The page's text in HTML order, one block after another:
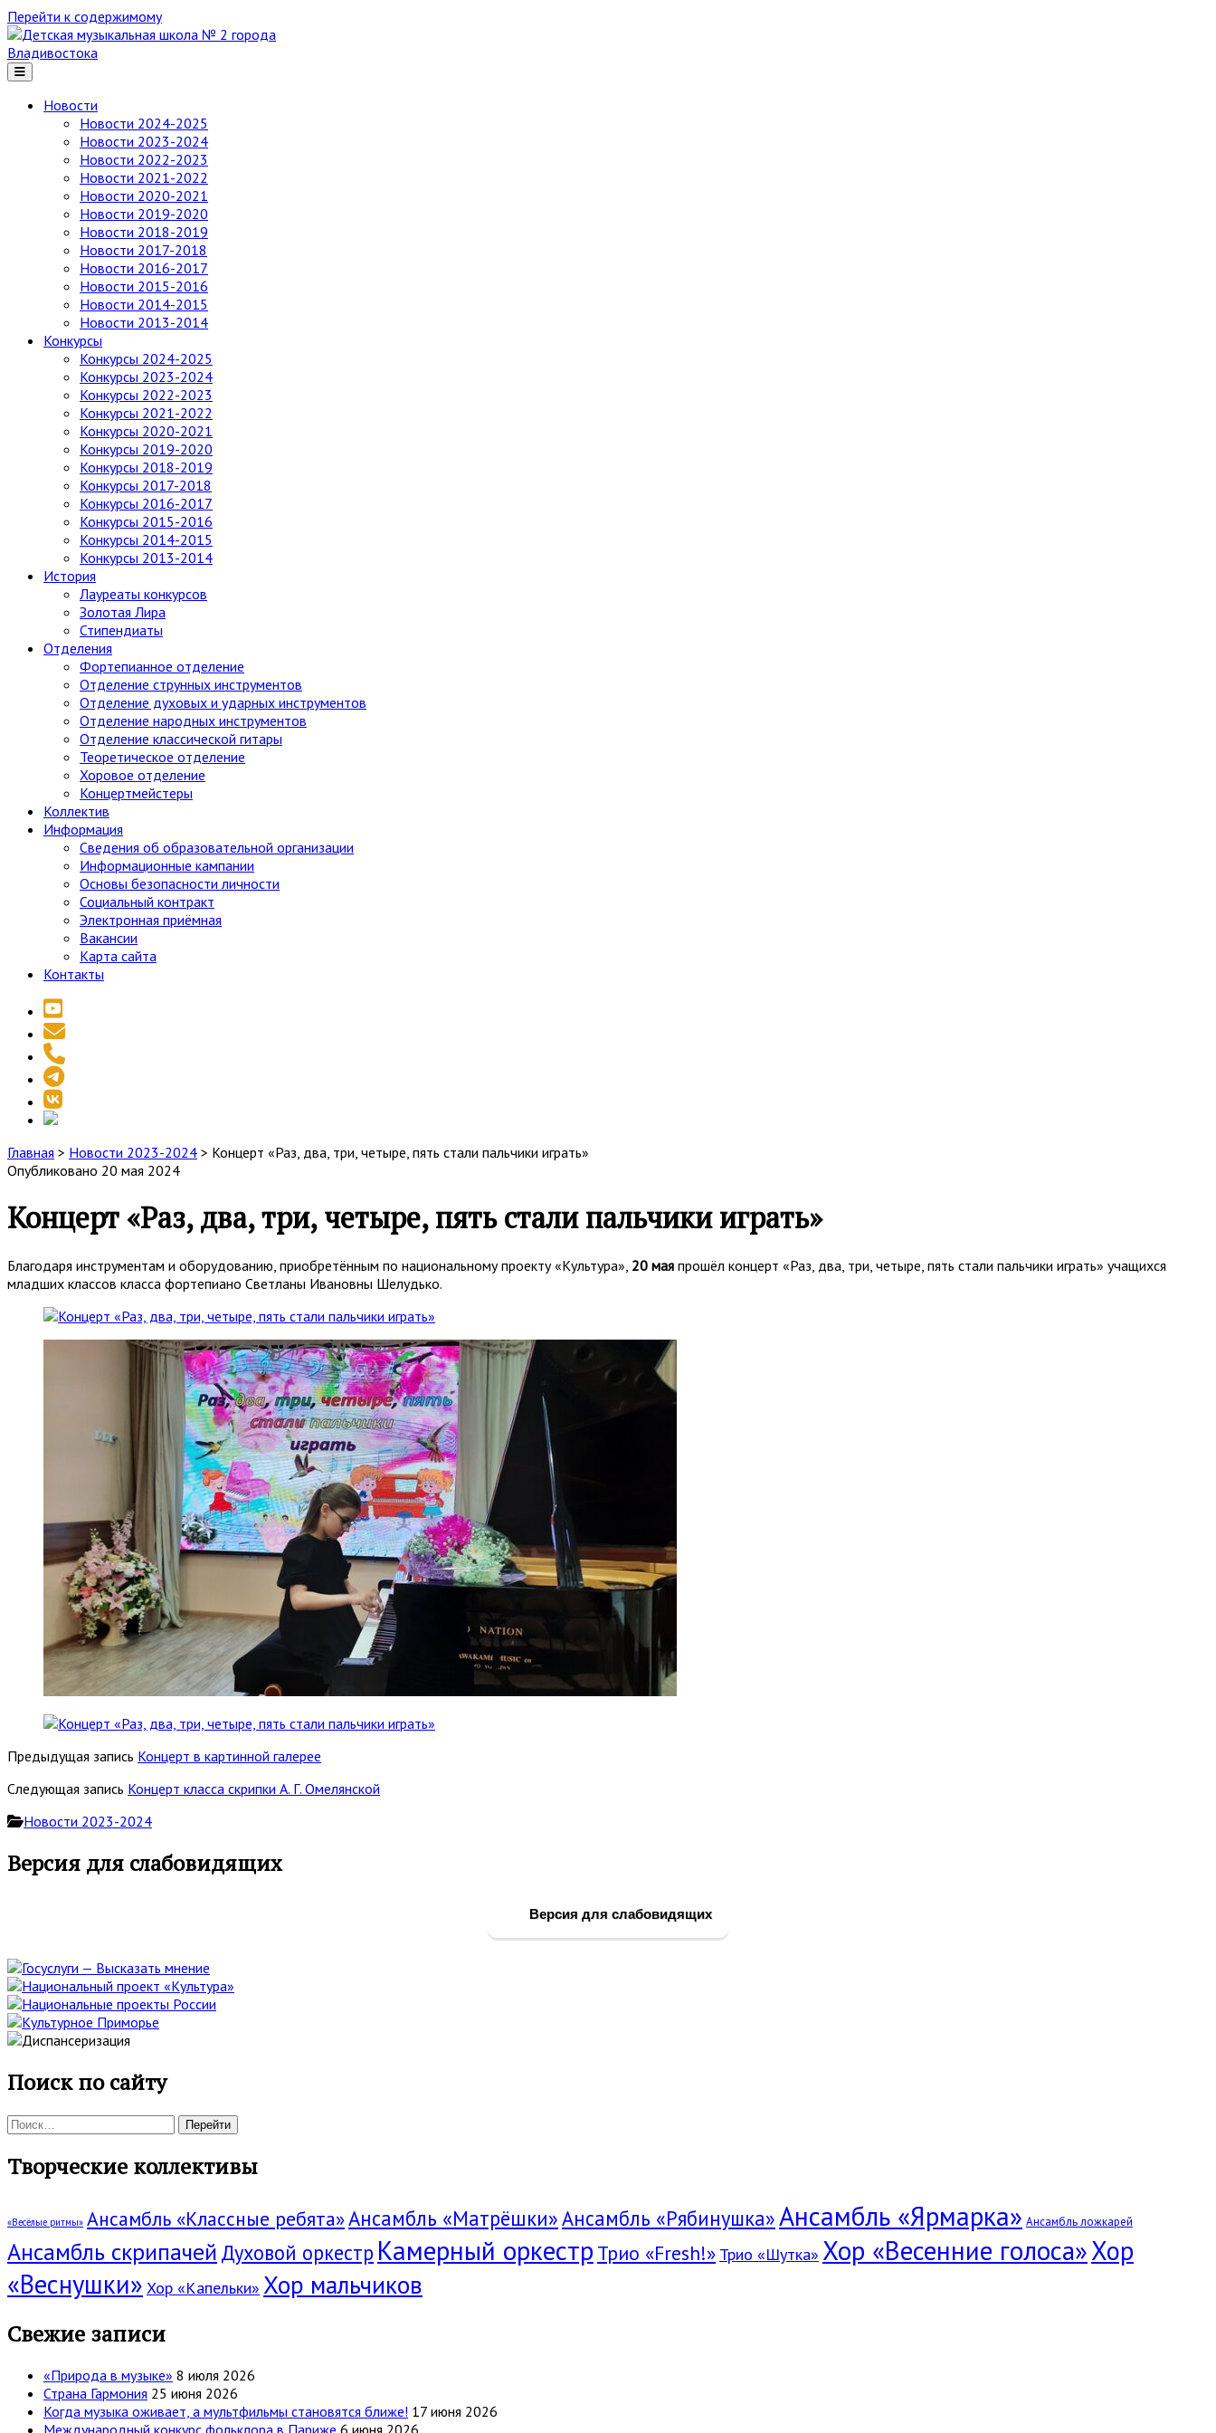
Перейти к содержимому
Детская
музыкальная
школа
города
Владивостока
Новости
Новости 2024-2025
Новости 2023-2024
Новости 2022-2023
Новости 2021-2022
Новости 2020-2021
Новости 2019-2020
Новости 2018-2019
Новости 2017-2018
Новости 2016-2017
Новости 2015-2016
Новости 2014-2015
Новости 2013-2014
Конкурсы
Конкурсы 2024-2025
Конкурсы 2023-2024
Конкурсы 2022-2023
Конкурсы 2021-2022
Конкурсы 2020-2021
Конкурсы 2019-2020
Конкурсы 2018-2019
Конкурсы 2017-2018
Конкурсы 2016-2017
Конкурсы 2015-2016
Конкурсы 2014-2015
Конкурсы 2013-2014
История
Лауреаты конкурсов
Золотая Лира
Стипендиаты
Отделения
Фортепианное отделение
Отделение струнных инструментов
Отделение духовых и ударных инструментов
Отделение народных инструментов
Отделение классической гитары
Теоретическое отделение
Хоровое отделение
Концертмейстеры
Коллектив
Информация
Сведения об образовательной организации
Информационные кампании
Основы безопасности личности
Социальный контракт
Электронная приёмная
Вакансии
Карта сайта
Контакты
youtube
email
telegram
vk
social_icon_custom_1
Главная > Новости 2023-2024 > Концерт «Раз, два, три, четыре, пять стали пальчики играть»
Опубликовано 20 мая 2024
Концерт «Раз, два, три, четыре, пять стали пальчики играть»
Благодаря инструментам и оборудованию, приобретённым по национальному проекту «Культура», 20 мая прошёл концерт «Раз, два, три, четыре, пять стали пальчики играть» учащихся
младших классов класса фортепиано Светланы Ивановны Шелудько.
Предыдущая запись Концерт в картинной галерее
Следующая запись Концерт класса скрипки А. Г. Омелянской
Новости 2023-2024
Основная
Версия для слабовидящих
Версия для слабовидящих
Поиск по сайту
Поиск:
Творческие коллективы
«Весёлые ритмы» Ансамбль «Классные ребята»Ансамбль «Матрёшки»Ансамбль «Рябинушка»Ансамбль «Ярмарка» Ансамбль ложкарей
Ансамбль скрипачей Духовой оркестр Камерный оркестр Трио «Fresh!» Трио «Шутка» Хор «Весенние голоса»Хор
«Веснушки» Хор «Капельки» Хор мальчиков
Свежие записи
«Природа в музыке» 8 июля 2026
Страна Гармония 25 июня 2026
Когда музыка оживает, а мультфильмы становятся ближе! 17 июня 2026